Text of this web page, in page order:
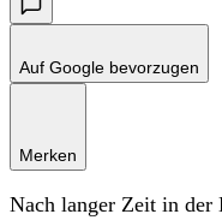
Auf Google bevorzugen
Merken
Nach langer Zeit in der